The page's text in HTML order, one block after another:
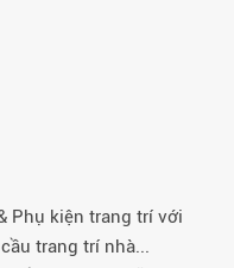
Phụ kiện trang trí với
trang trí nhà...